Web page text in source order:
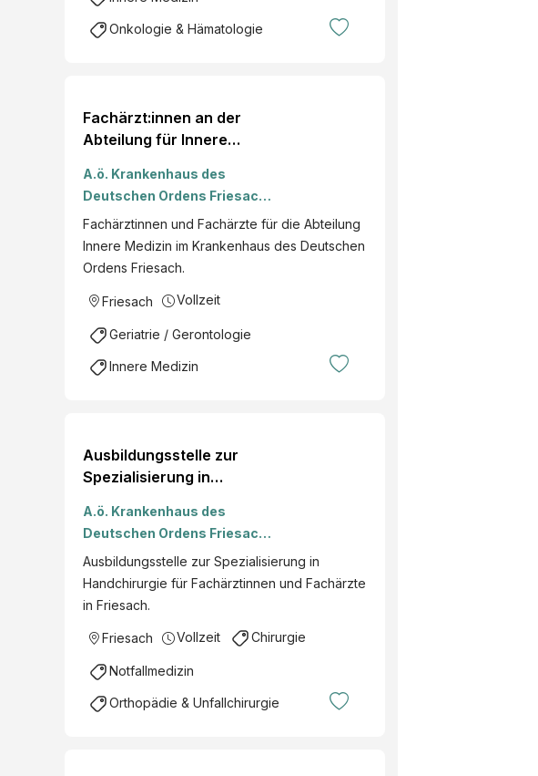
Onkologie & Hämatologie
Fachärzt:innen an der
Abteilung für Innere
A.ö. Krankenhaus des
Deutschen Ordens Friesach
GmbH
Fachärztinnen und Fachärzte für die Abteilung
Innere Medizin im Krankenhaus des Deutschen
Ordens Friesach.
Friesach Vollzeit
Geriatrie / Gerontologie
Innere Medizin
Ausbildungsstelle zur
Spezialisierung in
01.07.2026
A.ö. Krankenhaus des
Deutschen Ordens Friesach
GmbH
Ausbildungsstelle zur Spezialisierung in
Handchirurgie für Fachärztinnen und Fachärzte
in Friesach.
Friesach Vollzeit Chirurgie
Notfallmedizin
Orthopädie & Unfallchirurgie